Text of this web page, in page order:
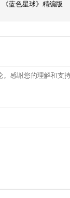
《蓝色星球》精编版